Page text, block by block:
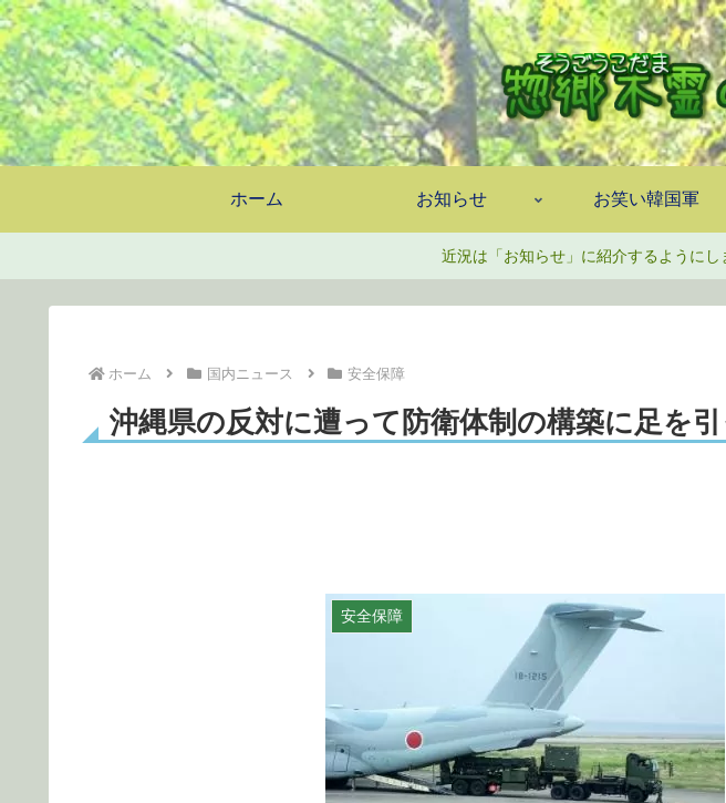
ホーム お知らせ お笑い韓国軍
近況は「お知らせ」に紹介するようにし
ホーム 国内ニュース 安全保障
沖縄県の反対に遭って防衛体制の構築に足を
安全保障